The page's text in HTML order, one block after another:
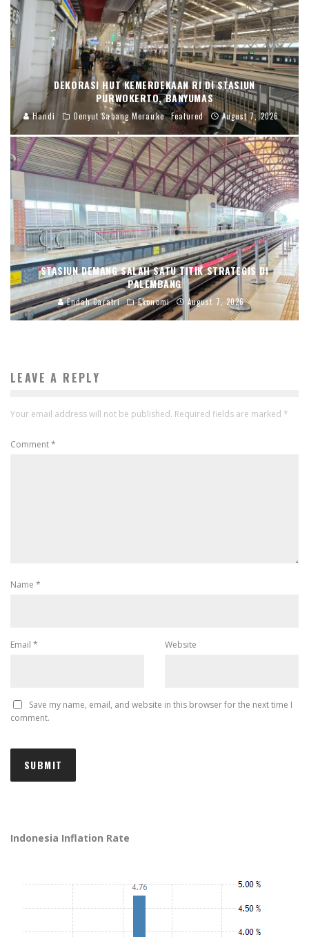
DEKORASI HUT KEMERDEKAAN RI DI STASIUN
PURWOKERTO, BANYUMAS
Handi Denyut Sabang Merauke Featured August 7, 2026
STASIUN DEMANG SALAH SATU TITIK STRATEGIS DI
PALEMBANG
Endah Caratri Ekonomi August 7, 2026
LEAVE A REPLY
Your email address will not be published. Required fields are marked *
Comment*
Name *
Email * Website
Save my name, email, and website in this browser for the next time I
comment.
Indonesia Inflation Rate